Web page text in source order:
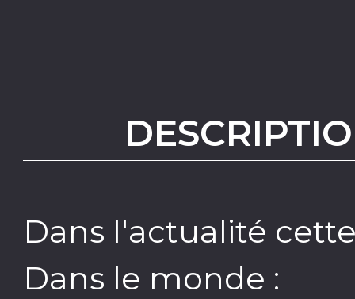
Dans l'actualité
Dans le monde :